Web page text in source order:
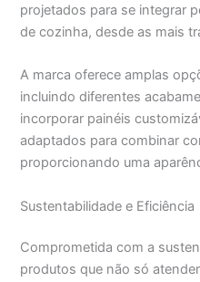
projetados para se integrar
de cozinha, desde as mais
A marca oferece amplas
incluindo diferentes
incorporar painéis
adaptados para combinar
proporcionando uma
Sustentabilidade e Eficiência
Comprometida com a
produtos que não só